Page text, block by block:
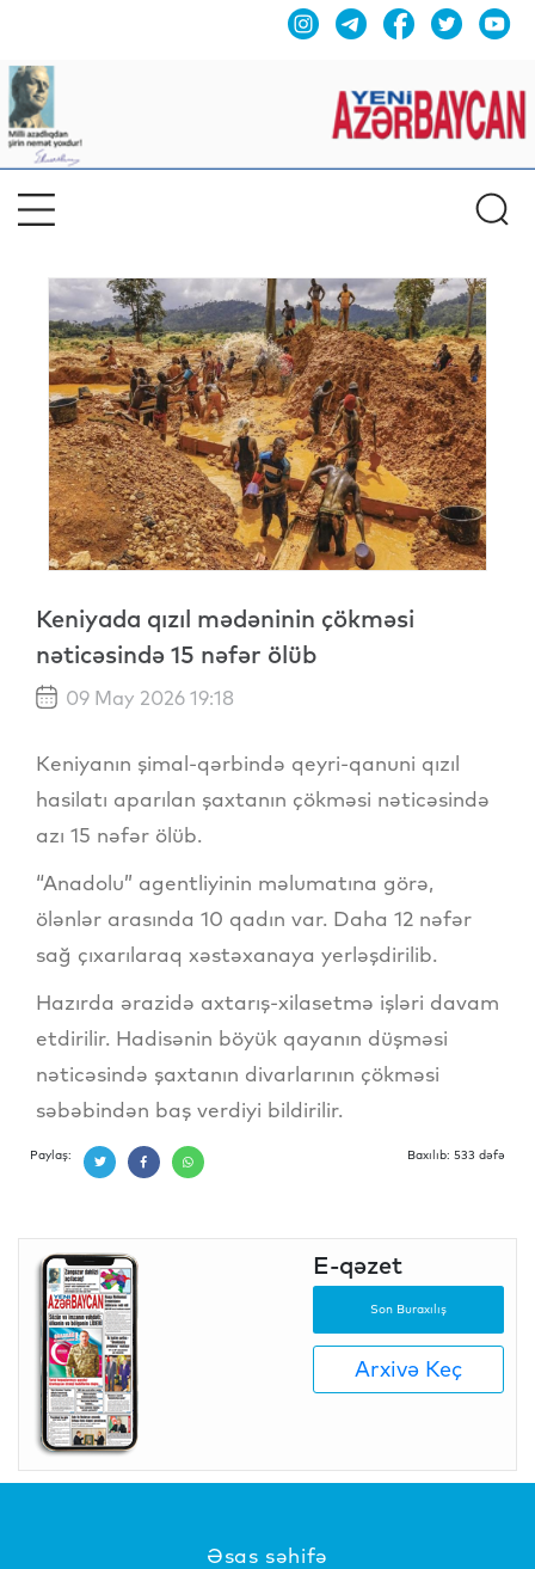
Keniyada qızıl mədəninin çökməsi
nəticəsində 15 nəfər ölüb
09 May 2026 19:18
Keniyanın şimal-qərbində qeyri-qanuni qızıl
hasilatı aparılan şaxtanın çökməsi nəticəsində
azı 15 nəfər ölüb.
“Anadolu” agentliyinin məlumatına görə,
ölənlər arasında 10 qadın var. Daha 12 nəfər
sağ çıxarılaraq xəstəxanaya yerləşdirilib.
Hazırda ərazidə axtarış-xilasetmə işləri davam
etdirilir. Hadisənin böyük qayanın düşməsi
nəticəsində şaxtanın divarlarının çökməsi
səbəbindən baş verdiyi bildirilir.
Paylaş: Baxılıb: 533 dəfə
E-qəzet
Son Buraxılış
Arxivə Keç
Əsas səhifə